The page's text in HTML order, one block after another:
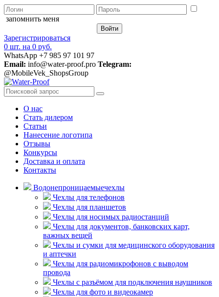
запомнить меня
Зарегистрироваться
0 шт. на 0 руб.
WhatsApp +7 985 97 101 97
Email: info@water-proof.pro Telegram:
@MobileVek_ShopsGroup
О нас
Стать дилером
Статьи
Нанесение логотипа
Отзывы
Конкурсы
Доставка и оплата
Контакты
Водонепроницаемыечехлы
Чехлы для телефонов
Чехлы для планшетов
Чехлы для носимых радиостанций
Чехлы для документов, банковских карт,
важных вещей
Чехлы и сумки для медицинского оборудования
и аптечки
Чехлы для радиомикрофонов с выводом
провода
Чехлы с разъёмом для подключения наушников
Чехлы для фото и видеокамер